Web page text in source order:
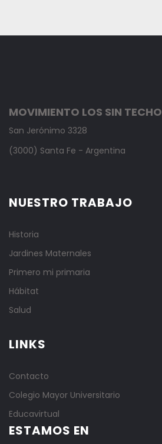
MOVIMIENTO LOS SIN TECHO
San Jerónimo 3328
(3000) Santa Fe - Argentina
NUESTRO TRABAJO
Historia
Jardines Maternales
Primero mi primaria
Hábitat
Salud
LINKS
Contacto
Colegio Mayor Universitario
Educavirtual
ESTAMOS EN